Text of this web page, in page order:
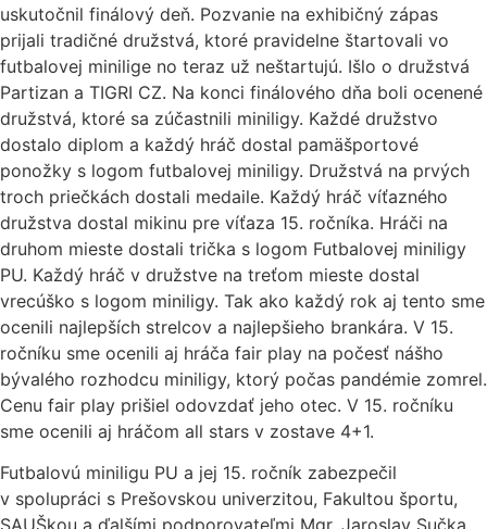
uskutočnil finálový deň. Pozvanie na exhibičný zápas
prijali tradičné družstvá, ktoré pravidelne štartovali vo
futbalovej minilige no teraz už neštartujú. Išlo o družstvá
Partizan a TIGRI CZ. Na konci finálového dňa boli ocenené
družstvá, ktoré sa zúčastnili miniligy. Každé družstvo
dostalo diplom a každý hráč dostal pamäšportové
ponožky s logom futbalovej miniligy. Družstvá na prvých
troch priečkách dostali medaile. Každý hráč víťazného
družstva dostal mikinu pre víťaza 15. ročníka. Hráči na
druhom mieste dostali trička s logom Futbalovej miniligy
PU. Každý hráč v družstve na treťom mieste dostal
vrecúško s logom miniligy. Tak ako každý rok aj tento sme
ocenili najlepších strelcov a najlepšieho brankára. V 15.
ročníku sme ocenili aj hráča fair play na počesť nášho
bývalého rozhodcu miniligy, ktorý počas pandémie zomrel.
Cenu fair play prišiel odovzdať jeho otec. V 15. ročníku
sme ocenili aj hráčom all stars v zostave 4+1.
Futbalovú miniligu PU a jej 15. ročník zabezpečil
v spolupráci s Prešovskou univerzitou, Fakultou športu,